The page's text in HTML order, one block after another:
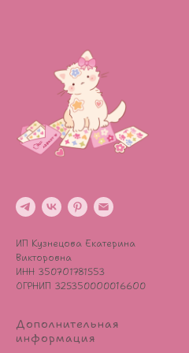
ИП Кузнецова Екатерина
Викторовна
ИНН 350701781553
ОГРНИП 325350000016600
Дополнительная
информация